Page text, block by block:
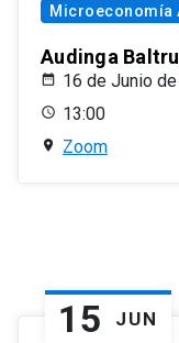
Microeconomía
Audinga
16 de Junio
13:00
Zoom
15 JUN